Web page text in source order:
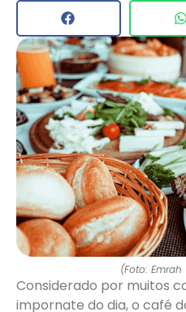
(Foto: Emrah
Considerado por muitos
impornate do dia, o café